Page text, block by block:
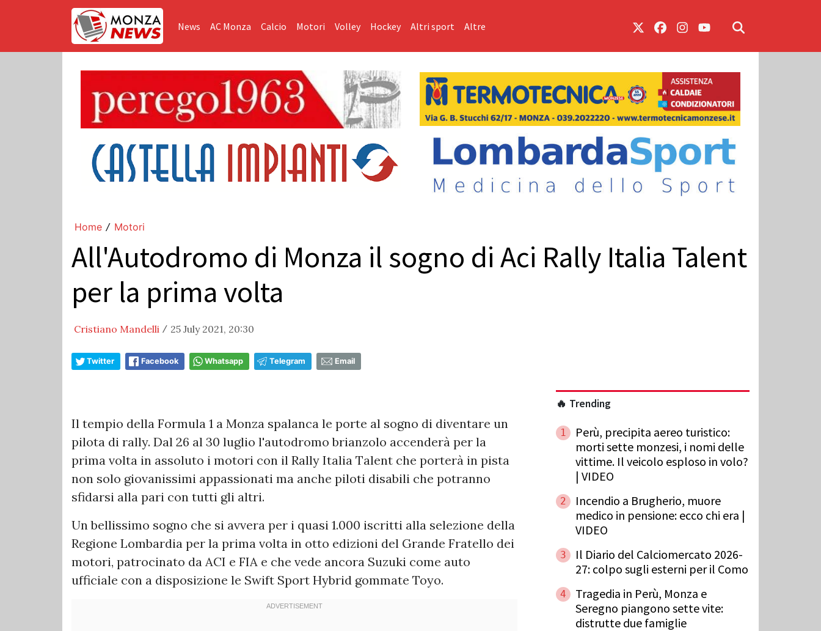
News AC Monza Calcio Motori Volley Hockey Altri sport Altre
Home / Motori
All'Autodromo di Monza il sogno di Aci Rally Italia Talent
per la prima volta
Cristiano Mandelli / 25 July 2021, 20:30
Twitter Facebook Whatsapp Telegram Email
Il tempio della Formula 1 a Monza spalanca le porte al sogno di diventare un
pilota di rally. Dal 26 al 30 luglio l'autodromo brianzolo accenderà per la
prima volta in assoluto i motori con il Rally Italia Talent che porterà in pista
non solo giovanissimi appassionati ma anche piloti disabili che potranno
sfidarsi alla pari con tutti gli altri.
Un bellissimo sogno che si avvera per i quasi 1.000 iscritti alla selezione della
Regione Lombardia per la prima volta in otto edizioni del Grande Fratello dei
motori, patrocinato da ACI e FIA e che vede ancora Suzuki come auto
ufficiale con a disposizione le Swift Sport Hybrid gommate Toyo.
🔥 Trending
1
Perù, precipita aereo turistico:
morti sette monzesi, i nomi delle
vittime. Il veicolo esploso in volo?
| VIDEO
2
Incendio a Brugherio, muore
medico in pensione: ecco chi era |
VIDEO
3
Il Diario del Calciomercato 2026-
27: colpo sugli esterni per il Como
4
Tragedia in Perù, Monza e
Seregno piangono sette vite:
distrutte due famiglie